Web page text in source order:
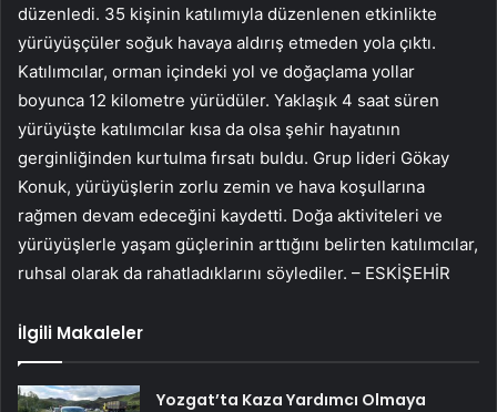
düzenledi. 35 kişinin katılımıyla düzenlenen etkinlikte
yürüyüşçüler soğuk havaya aldırış etmeden yola çıktı.
Katılımcılar, orman içindeki yol ve doğaçlama yollar
boyunca 12 kilometre yürüdüler. Yaklaşık 4 saat süren
yürüyüşte katılımcılar kısa da olsa şehir hayatının
gerginliğinden kurtulma fırsatı buldu. Grup lideri Gökay
Konuk, yürüyüşlerin zorlu zemin ve hava koşullarına
rağmen devam edeceğini kaydetti. Doğa aktiviteleri ve
yürüyüşlerle yaşam güçlerinin arttığını belirten katılımcılar,
ruhsal olarak da rahatladıklarını söylediler. – ESKİŞEHİR
İlgili Makaleler
Yozgat’ta Kaza Yardımcı Olmaya